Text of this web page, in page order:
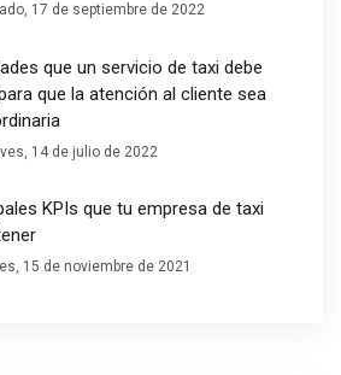
17 de septiembre de 2022
que un servicio de taxi debe
que la atención al cliente sea
14 de julio de 2022
KPIs que tu empresa de taxi
15 de noviembre de 2021